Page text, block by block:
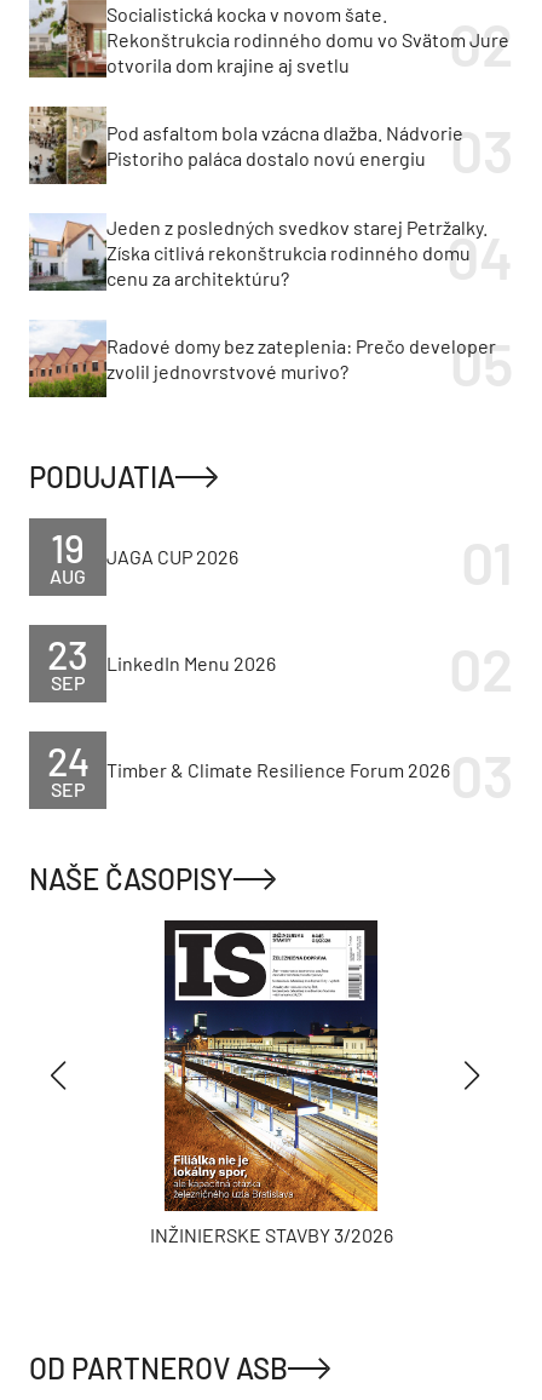
Socialistická kocka v novom šate.
Rekonštrukcia rodinného domu vo Svätom Jure
otvorila dom krajine aj svetlu
Pod asfaltom bola vzácna dlažba. Nádvorie
Pistoriho paláca dostalo novú energiu
Jeden z posledných svedkov starej Petržalky.
Získa citlivá rekonštrukcia rodinného domu
cenu za architektúru?
Radové domy bez zateplenia: Prečo developer
zvolil jednovrstvové murivo?
PODUJATIA
AUG
19 JAGA CUP 2026
SEP
23 LinkedIn Menu 2026
SEP
24 Timber & Climate Resilience Forum 2026
NAŠE ČASOPISY
INŽINIERSKE STAVBY 3/2026
OD PARTNEROV ASB